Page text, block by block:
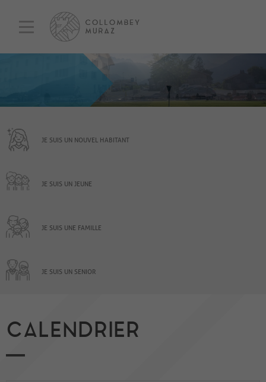
JE SUIS UN NOUVEL HABITANT
JE SUIS UN JEUNE
JE SUIS UNE FAMILLE
JE SUIS UN SENIOR
CALENDRIER